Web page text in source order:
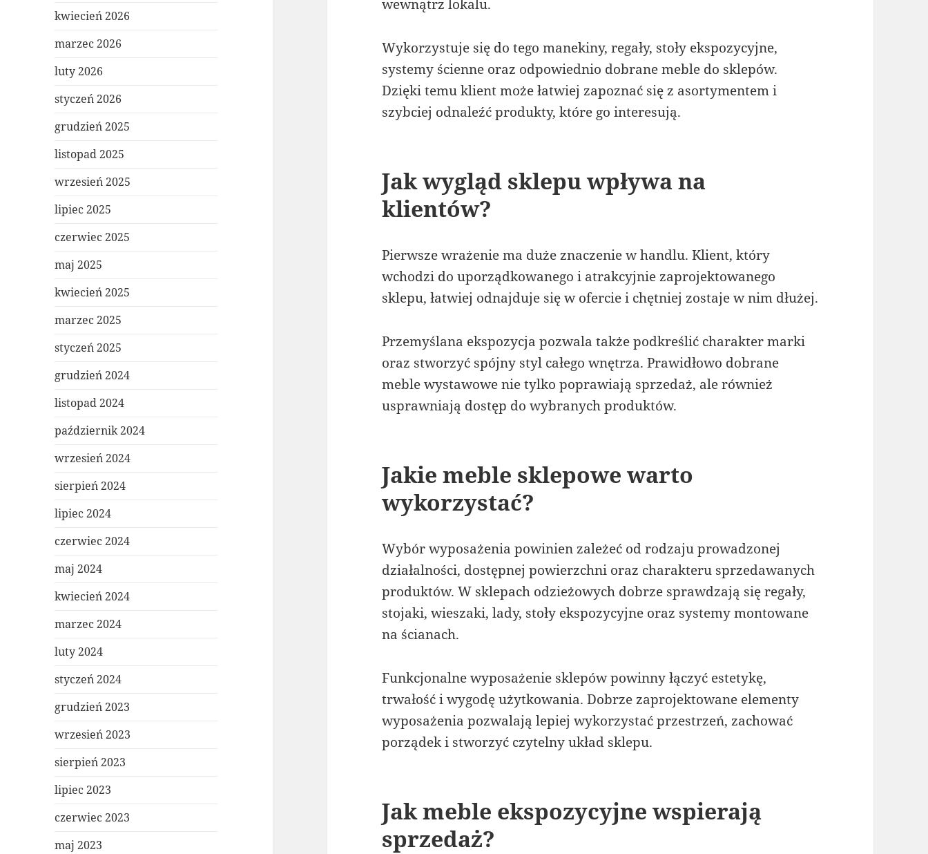
kwiecień 2026
marzec 2026
luty 2026
styczeń 2026
grudzień 2025
listopad 2025
wrzesień 2025
lipiec 2025
czerwiec 2025
maj 2025
kwiecień 2025
marzec 2025
styczeń 2025
grudzień 2024
listopad 2024
październik 2024
wrzesień 2024
sierpień 2024
lipiec 2024
czerwiec 2024
maj 2024
kwiecień 2024
marzec 2024
luty 2024
styczeń 2024
grudzień 2023
wrzesień 2023
sierpień 2023
lipiec 2023
czerwiec 2023
maj 2023
wewnątrz lokalu.
Wykorzystuje się do tego manekiny, regały, stoły ekspozycyjne,
systemy ścienne oraz odpowiednio dobrane meble do sklepów.
Dzięki temu klient może łatwiej zapoznać się z asortymentem i
szybciej odnaleźć produkty, które go interesują.
Jak wygląd sklepu wpływa na
klientów?
Pierwsze wrażenie ma duże znaczenie w handlu. Klient, który
wchodzi do uporządkowanego i atrakcyjnie zaprojektowanego
sklepu, łatwiej odnajduje się w ofercie i chętniej zostaje w nim dłużej.
Przemyślana ekspozycja pozwala także podkreślić charakter marki
oraz stworzyć spójny styl całego wnętrza. Prawidłowo dobrane
meble wystawowe nie tylko poprawiają sprzedaż, ale również
usprawniają dostęp do wybranych produktów.
Jakie meble sklepowe warto
wykorzystać?
Wybór wyposażenia powinien zależeć od rodzaju prowadzonej
działalności, dostępnej powierzchni oraz charakteru sprzedawanych
produktów. W sklepach odzieżowych dobrze sprawdzają się regały,
stojaki, wieszaki, lady, stoły ekspozycyjne oraz systemy montowane
na ścianach.
Funkcjonalne wyposażenie sklepów powinny łączyć estetykę,
trwałość i wygodę użytkowania. Dobrze zaprojektowane elementy
wyposażenia pozwalają lepiej wykorzystać przestrzeń, zachować
porządek i stworzyć czytelny układ sklepu.
Jak meble ekspozycyjne wspierają
sprzedaż?